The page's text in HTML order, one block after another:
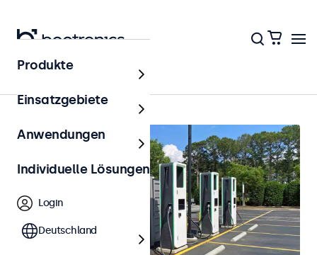
Outdoor
Produkte
Einsatzgebiete
Anwendungen
Individuelle Lösungen
Login
Deutschland